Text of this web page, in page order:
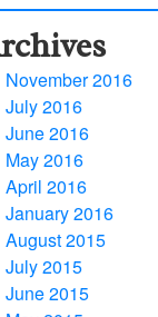
November 2016
July 2016
June 2016
May 2016
April 2016
January 2016
August 2015
July 2015
June 2015